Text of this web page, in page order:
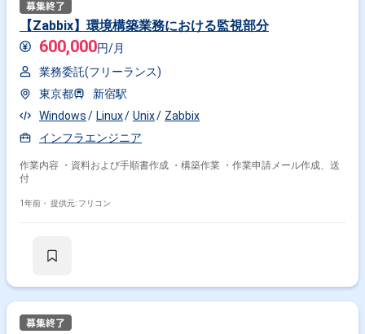
【Zabbix】環境構築業務における監視部分
600,000円/月
業務委託(フリーランス)
東京都
新宿駅
Windows
Linux Unix
Zabbix
インフラエンジニア
作業内容 ・資料および手順書作成 ・構築作業 ・作業申請メール作成、送
付
1年前・ 提供元: フリコン